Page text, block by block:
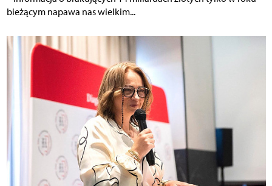
bieżącym napawa nas wielkim...